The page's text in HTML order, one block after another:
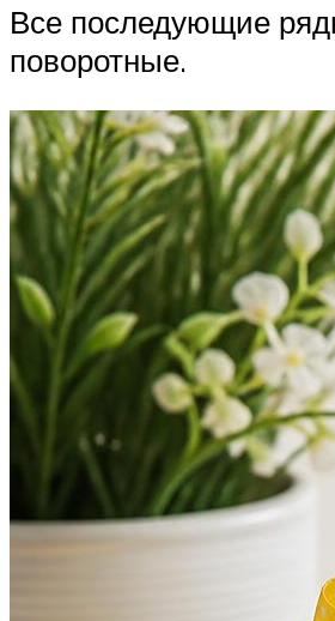
Все последующие
поворотные.